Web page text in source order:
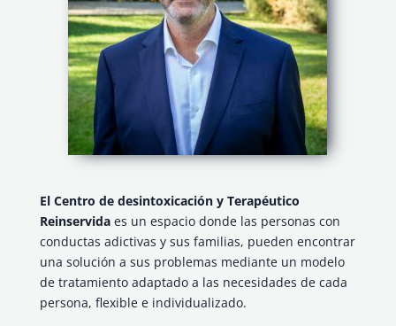
El Centro de desintoxicación y Terapéutico
Reinservidaes un espacio donde las personas con
conductas adictivas y sus familias, pueden encontrar
una solución a sus problemas mediante un modelo
de tratamiento adaptado a las necesidades de cada
persona, flexible e individualizado.